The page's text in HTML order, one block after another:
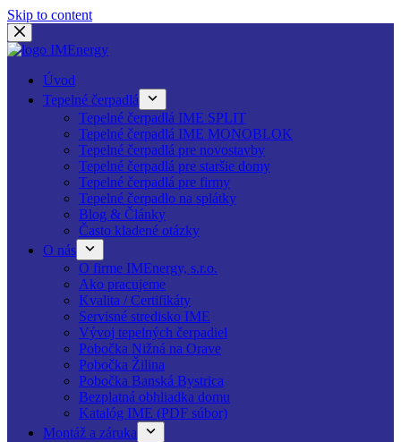
Skip to content
Úvod
Tepelné čerpadlá
Tepelné čerpadlá IME SPLIT
Tepelné čerpadlá IME MONOBLOK
Tepelné čerpadlá pre novostavby
Tepelné čerpadlá pre staršie domy
Tepelné čerpadlá pre firmy
Tepelné čerpadlo na splátky
Blog & Články
Často kladené otázky
O nás
O firme IMEnergy, s.r.o.
Ako pracujeme
Kvalita / Certifikáty
Servisné stredisko IME
Vývoj tepelných čerpadiel
Pobočka Nižná na Orave
Pobočka Žilina
Pobočka Banská Bystrica
Bezplatná obhliadka domu
Katalóg IME (PDF súbor)
Montáž a záruka